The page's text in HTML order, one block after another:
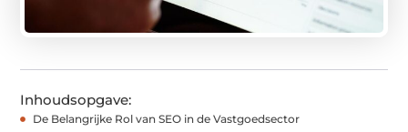
Inhoudsopgave:
De Belangrijke Rol van SEO in de Vastgoedsector